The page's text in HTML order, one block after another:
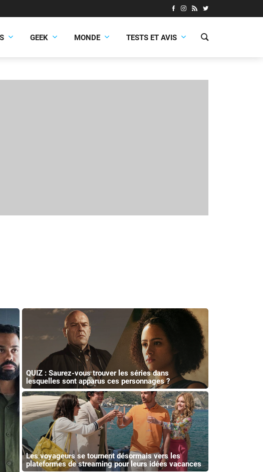
GEEK MONDE TESTS ET AVIS
QUIZ : Saurez-vous trouver les séries dans
lesquelles sont apparus ces personnages ?
Les voyageurs se tournent désormais vers les
plateformes de streaming pour leurs idées vacances